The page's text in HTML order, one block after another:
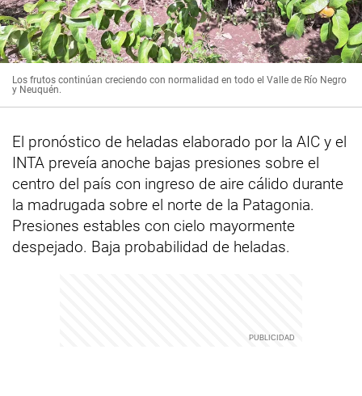
Los frutos continúan creciendo con normalidad en todo el Valle de Río Negro
y Neuquén.
El pronóstico de heladas elaborado por la AIC y el
INTA preveía anoche bajas presiones sobre el
centro del país con ingreso de aire cálido durante
la madrugada sobre el norte de la Patagonia.
Presiones estables con cielo mayormente
despejado. Baja probabilidad de heladas.